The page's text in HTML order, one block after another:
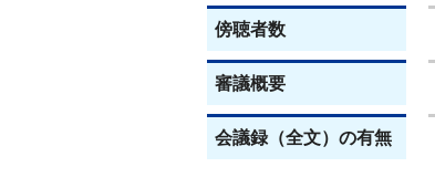
傍聴者数
審議概要
会議録（全文）の有無